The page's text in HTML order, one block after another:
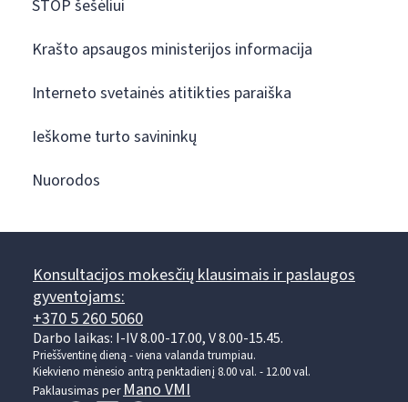
STOP šešėliui
Krašto apsaugos ministerijos informacija
Interneto svetainės atitikties paraiška
Ieškome turto savininkų
Nuorodos
Konsultacijos mokesčių klausimais ir paslaugos
gyventojams:
+370 5 260 5060
Darbo laikas: I-IV 8.00-17.00, V 8.00-15.45.
Prieššventinę dieną - viena valanda trumpiau.
Kiekvieno mėnesio antrą penktadienį 8.00 val. - 12.00 val.
Paklausimas per Mano VMI